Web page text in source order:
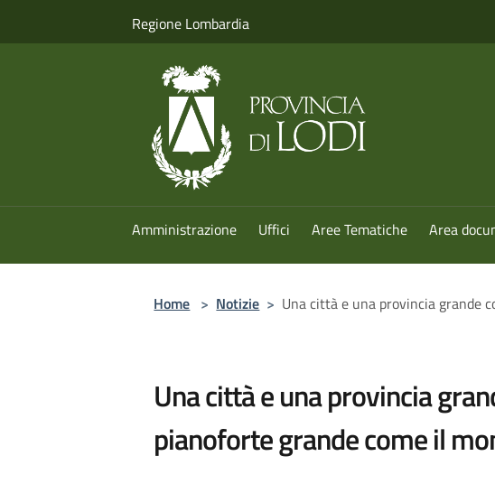
Regione Lombardia
Amministrazione Uffici Aree Tematiche Area
Home > Notizie > Una città e una provincia grande
Una città e una provincia
pianoforte grande come il